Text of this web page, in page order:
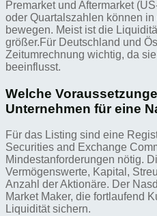
Premarket und Aftermarket
oder Quartalszahlen können
bewegen. Meist ist die
größer.Für Deutschland und
Zeitumrechnung wichtig, da
beeinflusst.
Welche
Unternehmen für eine
Für das Listing sind eine
Securities and Exchange
Mindestanforderungen nötig.
Vermögenswerte, Kapital,
Anzahl der Aktionäre. Der
Market Maker, die fortlaufend
Liquidität sichern.